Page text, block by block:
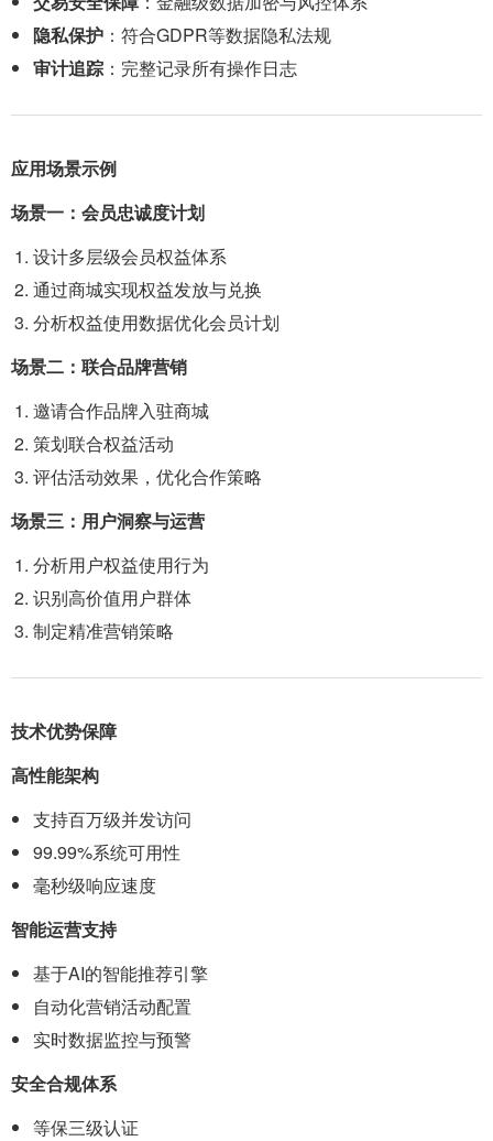
隐私保护 ：符合GDPR等数据隐私法规
审计追踪 ：完整记录所有操作日志
应用场景示例
场景一：会员忠诚度计划
设计多层级会员权益体系
通过商城实现权益发放与兑换
分析权益使用数据优化会员计划
场景二：联合品牌营销
邀请合作品牌入驻商城
策划联合权益活动
评估活动效果，优化合作策略
场景三：用户洞察与运营
分析用户权益使用行为
识别高价值用户群体
制定精准营销策略
技术优势保障
高性能架构
支持百万级并发访问
99.99%系统可用性
毫秒级响应速度
智能运营支持
基于AI的智能推荐引擎
自动化营销活动配置
实时数据监控与预警
安全合规体系
等保三级认证